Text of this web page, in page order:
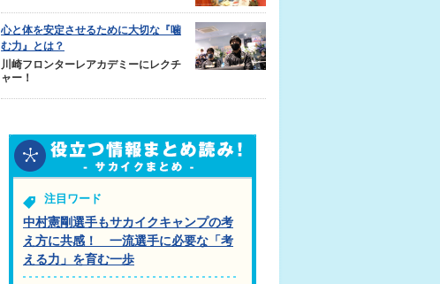
心と体を安定させるために大切な『噛
む力』とは？
川崎フロンターレアカデミーにレクチ
ャー！
注目ワード
中村憲剛選手もサカイクキャンプの考
え方に共感！ 一流選手に必要な「考
える力」を育む一歩